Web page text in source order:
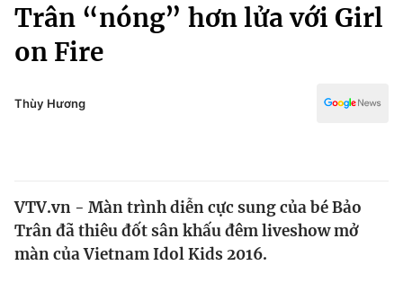
Chính trị
Xã hội
Pháp luật
Thế giới
Tin tức
Kinh tế
Truyền hình
Văn hóa - Giải trí
Công nghệ
Trân “nóng” hơn lửa với Girl
on Fire
Thùy Hương
VTV.vn - Màn trình diễn cực sung của bé Bảo
Trân đã thiêu đốt sân khấu đêm liveshow mở
màn của Vietnam Idol Kids 2016.